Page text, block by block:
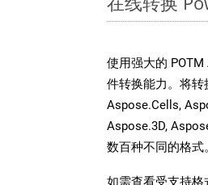
使用强大的
件转换能力。将
Aspose.Cells,
Aspose.3D,
数百种不同的格式。
如需查看受支持